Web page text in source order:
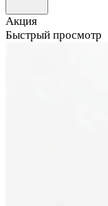
Акция
Быстрый просмотр